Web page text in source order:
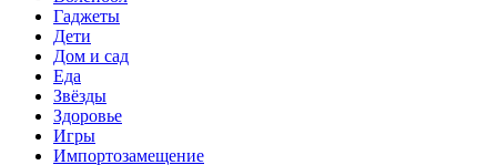
Гаджеты
Дети
Дом и сад
Еда
Звёзды
Здоровье
Игры
Импортозамещение